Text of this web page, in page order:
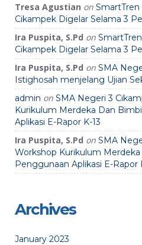
Tresa Agustian on SmartTren
Cikampek Digelar Selama 3
Ira Puspita, S.Pd on
Cikampek Digelar Selama 3
Ira Puspita, S.Pd on SMA
Istighosah menjelang Ujian
admin on SMA Negeri 3
Kurikulum Merdeka Dan
Aplikasi E-Rapor K-13
Ira Puspita, S.Pd on SMA
Workshop Kurikulum
Penggunaan Aplikasi E-Rapor
Archives
January 2023